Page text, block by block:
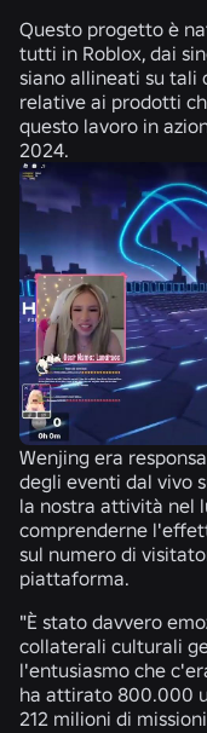
Questo progetto è
tutti in Roblox, dai
siano allineati su tali
relative ai prodotti
questo lavoro in
2024.
Wenjing era
degli eventi dal vivo
la nostra attività nel
comprenderne
sul numero di
piattaforma.
"È stato davvero
collaterali culturali
l'entusiasmo che
ha attirato 800.000
212 milioni di